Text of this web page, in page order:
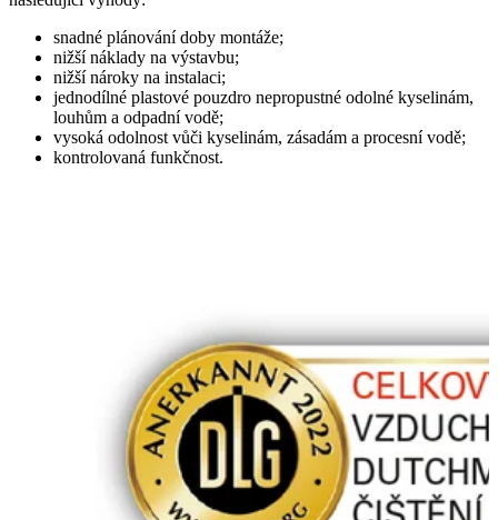
snadné plánování doby montáže;
nižší náklady na výstavbu;
nižší nároky na instalaci;
jednodílné plastové pouzdro nepropustné odolné kyselinám,
louhům a odpadní vodě;
vysoká odolnost vůči kyselinám, zásadám a procesní vodě;
kontrolovaná funkčnost.